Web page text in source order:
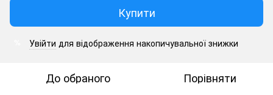
Купити
Увійти для відображення накопичувальної знижки
До обраного Порівняти